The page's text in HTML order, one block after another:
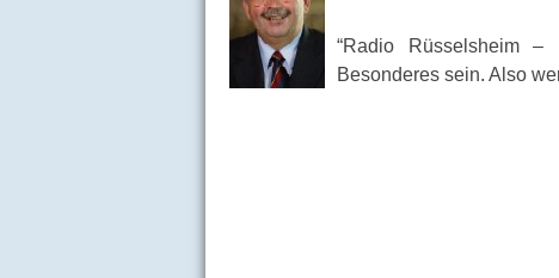
“Radio Rüsselsheim
Besonderes sein. Also